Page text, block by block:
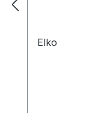
Elko